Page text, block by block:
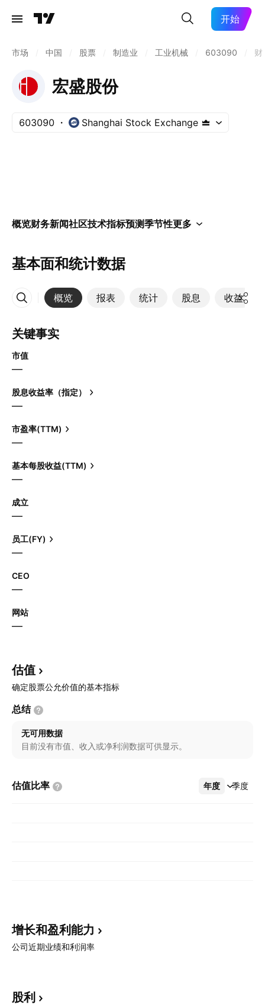
开始
市场 中国 股票 制造业 工业机械 603090 财
宏盛股份
603090 Shanghai Stock Exchange
概览财务新闻社区技术指标预测季节性更多
基本面和统计数据
概览 报表 统计 股息 收益
更多
关键事实
市值
—
股息收益率（指定）
—
市盈率(TTM)
—
基本每股收益(TTM)
—
成立
—
员工(FY)
—
CEO
—
网站
—
估值
确定股票公允价值的基本指标
总结
无可用数据
目前没有市值、收入或净利润数据可供显示。
估值比率 年度 季度
更多
增长和盈利能力
公司近期业绩和利润率
股利